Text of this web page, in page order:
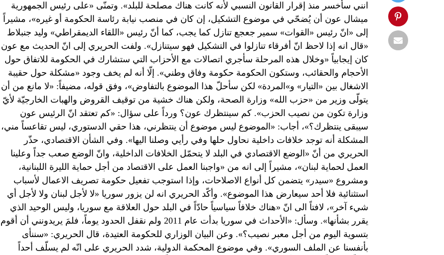
انني سأخسر منذ إقرار القانون النسبي لأنه كانت هناك مصلحة للبلد». وتمنّى «على رئيس الجمهورية
ميشال عون أن يُضحّي في موضوع التشكيل، إن كان في منصب نيابة رئاسة الحكومة أو غيره»، مشيراً
إلى «انّ رئيس «القوات» سمير جعجع تنازل كما يجب، كما أنّ رئيس «اللقاء الديمقراطي» وليد جنبلاط
«قال انه إذا لاحظ انّ أفرقاء تنازلوا في التشكيل فهو سيتنازل». ولفت الحريري إلى انّ الحديث مع عون
كان إيجابياً «وخلال هذه المرحلة سأجري اتصالات مع الأحزاب التي ستشارك في الحكومة للاتفاق حول
الأحجام والحقائب، وستكون الحكومة حكومة وفاق وطني». إلّا أنه لم يخف وجود «مشكلة حول حقيبة
الاشغال بين «التيار» و»المردة» لكن سأحلّ هذا الموضوع بالتفاوض»، وفق قوله، مضيفاً: «لا مانع من أن
يتولّى وزير من «حزب الله» وزارة الصحة، ولكن هناك خشية من توقيف القروض والهبات الخارجيّة لأيّ
وزارة تكون من نصيب الحزب». كم سينتظرك عون؟ ورداً على سؤال: «كم تعتقد انّ الرئيس عون
سيبقى ينتظرك؟»، أجاب: «الموضوع ليس موضوع أن ينتظرني، هذا حقي الدستوري، ليس تقاعساً مني،
المشكلة أنه توجد خلافات داخلية نحاول حلها وفي رأيي وصلنا اليها». وفي الشأن الاقتصادي، حذّر
الحريري من أنّ «الوضع الاقتصادي في البلد لا يتحمّل الخلافات الداخلية، وانّ الوضع صعب جداً وعلينا
العمل لحماية لبنان»، مشيراً إلى انه من «واجبنا العمل على الاقتصاد من أجل حماية الليرة اللبنانية،
ومشروع «سيدر» يتضمن كل أنواع الاصلاحات، وإذا استوجب تفعيل حكومة تصريف الاعمال لأسباب
استثنائية فلا أحد سيعارض هذا الموضوع». وأكّد الحريري انه لن يزور سوريا «لا لأجل لبنان ولا لأجل أي
شيء آخر»، لافتاً الى انّ «هناك خلافاً سياسياً حادّاً في البلد حول العلاقة مع سوريا، وليس الوحيد الذي
يقرر بشأنها». وسأل: «الأحداث في سوريا بدأت عام 2011 ولم نقفل الحدود يوماً، فلمَ يريدونني أن أقوم
بتسوية اليوم من أجل معبر نصيب؟». وعن البيان الوزاري للحكومة العتيدة، قال الحريري: «سننأى
بأنفسنا عن الملف السوري». وفي موضوع المحكمة الدولية، شدد الحريري على انّه لم يسلّف أحداً